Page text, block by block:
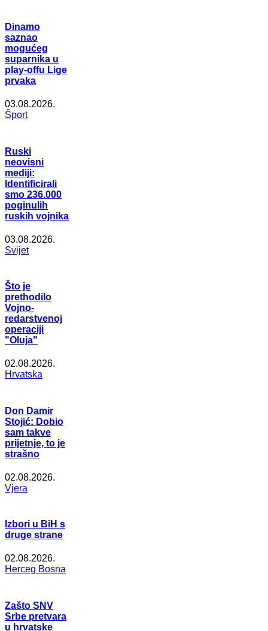
Dinamo
saznao
mogućeg
suparnika u
play-offu Lige
prvaka
03.08.2026.
Šport
Ruski
neovisni
mediji:
Identificirali
smo 236.000
poginulih
ruskih vojnika
03.08.2026.
Svijet
Što je
prethodilo
Vojno-
redarstvenoj
operaciji
"Oluja"
02.08.2026.
Hrvatska
Don Damir
Stojić: Dobio
sam takve
prijetnje, to je
strašno
02.08.2026.
Vjera
Izbori u BiH s
druge strane
02.08.2026.
Herceg Bosna
Zašto SNV
Srbe pretvara
u hrvatske